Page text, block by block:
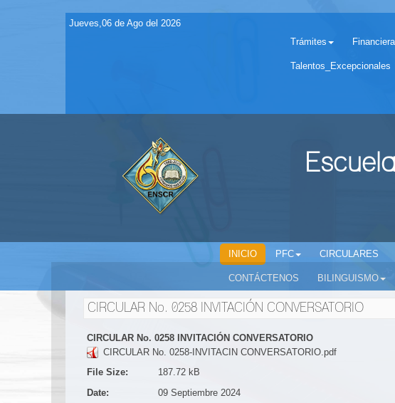
Jueves,06 de Ago del 2026
Trámites
Financiera
Talentos_Excepcionales
INICIO PFC CIRCULARES
CONTÁCTENOS BILINGUISMO
CIRCULAR No. 0258 INVITACIÓN CONVERSATORIO
CIRCULAR No. 0258 INVITACIÓN CONVERSATORIO
CIRCULAR No. 0258-INVITACIN CONVERSATORIO.pdf
File Size:
187.72 kB
Date:
09 Septiembre 2024